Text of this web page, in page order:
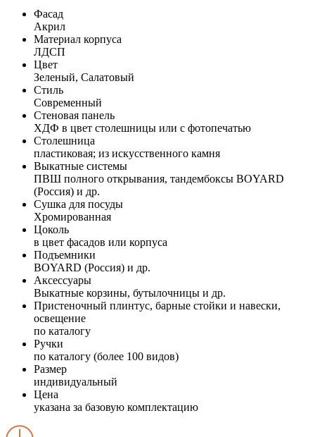
Фасад
Акрил
Материал корпуса
ЛДСП
Цвет
Зеленый, Салатовый
Стиль
Современный
Стеновая панель
ХДФ в цвет столешницы или с фотопечатью
Столешница
пластиковая; из искусственного камня
Выкатные системы
ПВШ полного открывания, тандембоксы BOYARD
(Россия) и др.
Сушка для посуды
Хромированная
Цоколь
в цвет фасадов или корпуса
Подъемники
BOYARD (Россия) и др.
Аксессуары
Выкатные корзины, бутылочницы и др.
Пристеночный плинтус, барные стойки и навески,
освещение
по каталогу
Ручки
по каталогу (более 100 видов)
Размер
индивидуальный
Цена
указана за базовую комплектацию